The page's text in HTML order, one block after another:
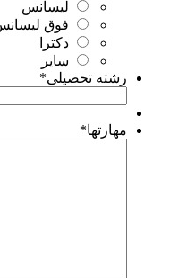
لیسانس
فوق لیسانس
دکترا
سایر
رشته تحصیلی*
مهارتها*